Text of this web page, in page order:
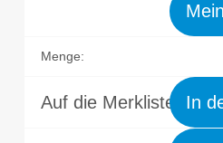
Menge:
Auf die Merkliste In